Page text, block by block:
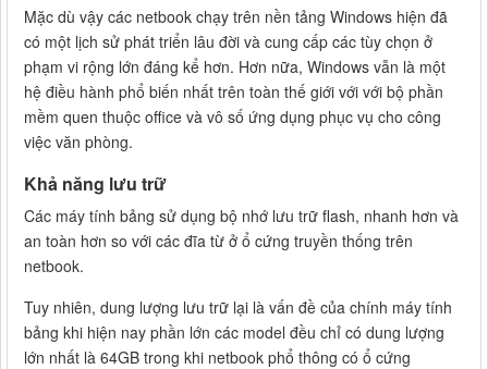
Mặc dù vậy các netbook chạy trên nền tảng Windows hiện đã
có một lịch sử phát triển lâu đời và cung cấp các tùy chọn ở
phạm vi rộng lớn đáng kể hơn. Hơn nữa, Windows vẫn là một
hệ điều hành phổ biến nhất trên toàn thế giới với với bộ phần
mềm quen thuộc office và vô số ứng dụng phục vụ cho công
việc văn phòng.
Khả năng lưu trữ
Các máy tính bảng sử dụng bộ nhớ lưu trữ flash, nhanh hơn và
an toàn hơn so với các đĩa từ ở ổ cứng truyền thống trên
netbook.
Tuy nhiên, dung lượng lưu trữ lại là vấn đề của chính máy tính
bảng khi hiện nay phần lớn các model đều chỉ có dung lượng
lớn nhất là 64GB trong khi netbook phổ thông có ổ cứng